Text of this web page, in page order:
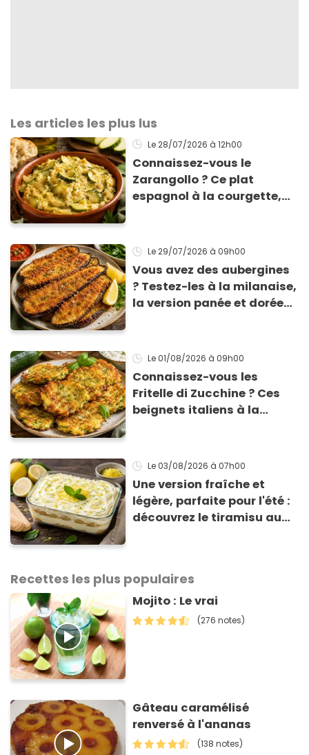
Les articles les plus lus
Le 28/07/2026 à 12h00
Connaissez-vous le
Zarangollo ? Ce plat
espagnol à la courgette,
Le 29/07/2026 à 09h00
Vous avez des aubergines
? Testez-les à la milanaise,
la version panée et dorée
Le 01/08/2026 à 09h00
Connaissez-vous les
Fritelle di Zucchine ? Ces
beignets italiens à la
Le 03/08/2026 à 07h00
Une version fraîche et
légère, parfaite pour l'été :
découvrez le tiramisu au
Recettes les plus populaires
Mojito : Le vrai
(276 notes)
Gâteau caramélisé
renversé à l'ananas
(138 notes)